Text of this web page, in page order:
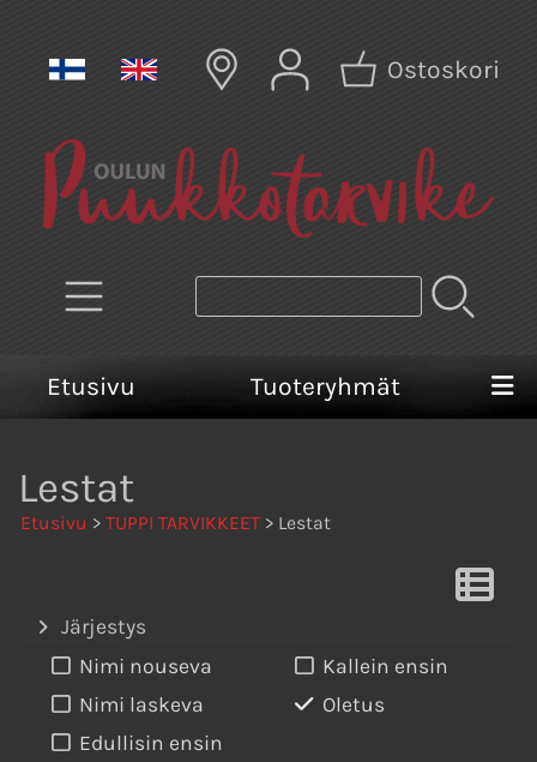
Ostoskori
Etusivu Tuoteryhmät
Lestat
Etusivu > TUPPI TARVIKKEET > Lestat
Järjestys
Nimi nouseva
Nimi laskeva
Edullisin ensin
Kallein ensin
Oletus